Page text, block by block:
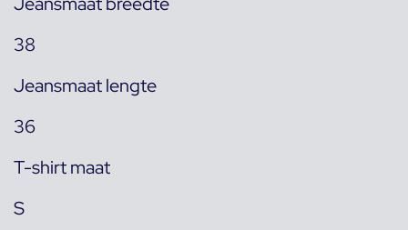
38
Jeansmaat lengte
36
T-shirt maat
S